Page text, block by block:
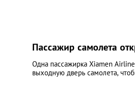
Пассажир самолета
Одна пассажирка Xiamen
выходную дверь самолета,